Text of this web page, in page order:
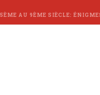
AU 9ÈME SIÈCLE: